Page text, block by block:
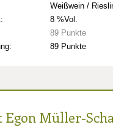
Weißwein /
8 %Vol.
89 Punkte
89 Punkte
Egon Müller-